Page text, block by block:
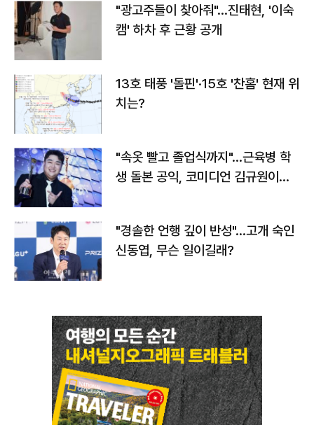
"광고주들이 찾아줘"…진태현, '이숙
캠' 하차 후 근황 공개
13호 태풍 '돌핀'·15호 '찬홈' 현재 위
치는?
"속옷 빨고 졸업식까지"…근육병 학
생 돌본 공익, 코미디언 김규원이었
"경솔한 언행 깊이 반성"…고개 숙인
신동엽, 무슨 일이길래?